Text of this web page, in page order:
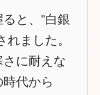
と、”白銀
ました。
に耐えな
代から